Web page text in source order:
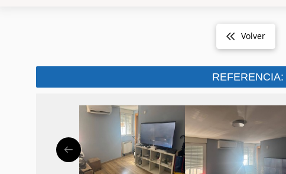
Volver
REFERENCIA: